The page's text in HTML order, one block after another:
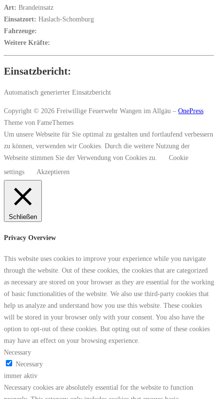
Art: Brandeinsatz
Einsatzort: Haslach-Schomburg
Fahrzeuge:
Weitere Kräfte:
Einsatzbericht:
Automatisch generierter Einsatzbericht
Copyright © 2026 Freiwillige Feuerwehr Wangen im Allgäu – OnePress
Theme von FameThemes
Um unsere Webseite für Sie optimal zu gestalten und fortlaufend verbessern
zu können, verwenden wir Cookies. Durch die weitere Nutzung der
Webseite stimmen Sie der Verwendung von Cookies zu.
Cookie
settings
Akzeptieren
Schließen
Privacy Overview
This website uses cookies to improve your experience while you navigate
through the website. Out of these cookies, the cookies that are categorized
as necessary are stored on your browser as they are essential for the working
of basic functionalities of the website. We also use third-party cookies that
help us analyze and understand how you use this website. These cookies
will be stored in your browser only with your consent. You also have the
option to opt-out of these cookies. But opting out of some of these cookies
may have an effect on your browsing experience.
Necessary
Necessary
immer aktiv
Necessary cookies are absolutely essential for the website to function